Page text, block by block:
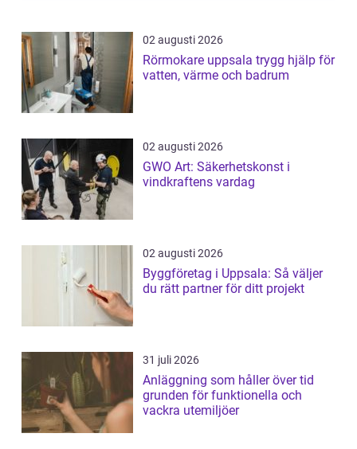
02 augusti 2026
Rörmokare uppsala trygg hjälp för
vatten, värme och badrum
02 augusti 2026
GWO Art: Säkerhetskonst i
vindkraftens vardag
02 augusti 2026
Byggföretag i Uppsala: Så väljer
du rätt partner för ditt projekt
31 juli 2026
Anläggning som håller över tid
grunden för funktionella och
vackra utemiljöer